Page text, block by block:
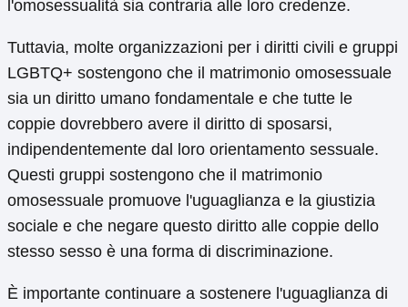
l'omosessualità sia contraria alle loro credenze.
Tuttavia, molte organizzazioni per i diritti civili e gruppi
LGBTQ+ sostengono che il matrimonio omosessuale
sia un diritto umano fondamentale e che tutte le
coppie dovrebbero avere il diritto di sposarsi,
indipendentemente dal loro orientamento sessuale.
Questi gruppi sostengono che il matrimonio
omosessuale promuove l'uguaglianza e la giustizia
sociale e che negare questo diritto alle coppie dello
stesso sesso è una forma di discriminazione.
È importante continuare a sostenere l'uguaglianza di